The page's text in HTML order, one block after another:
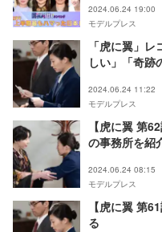
2024.06.24 19:00
モデルプレス
「虎に翼」
しい」「奇跡
2024.06.24 11:22
モデルプレス
【虎に翼 第
の事務所を紹
2024.06.24 08:15
モデルプレス
【虎に翼 第
る